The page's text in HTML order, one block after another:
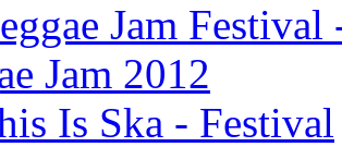
Jam
Jam 2012
Is Ska - Festival